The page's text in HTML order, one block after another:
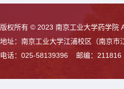
版权所有 © 2023 南京工业大学药学院
地址：南京工业大学江浦校区（南京市
电话：025-58139396 邮编：211816